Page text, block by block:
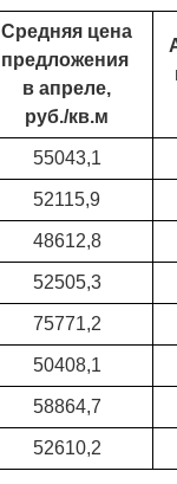
Средняя цена
предложения
в апреле,
руб./кв.м
55043,1
52115,9
48612,8
52505,3
75771,2
50408,1
58864,7
52610,2